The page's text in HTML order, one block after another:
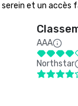
et un
AAA
Northstar